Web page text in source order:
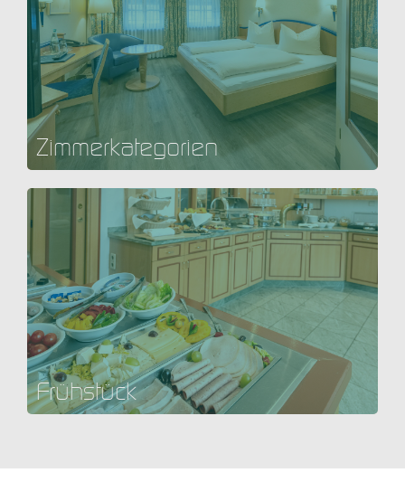
Zimmerkategorien
Frühstück